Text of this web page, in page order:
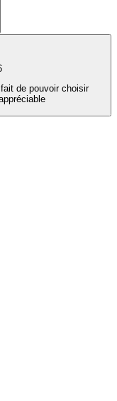
de pouvoir choisir